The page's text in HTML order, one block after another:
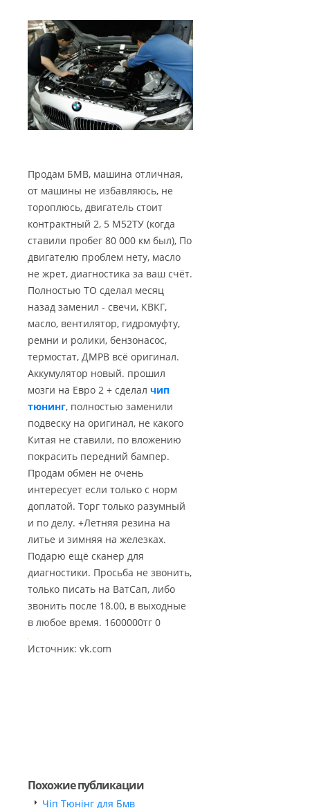
Продам БМВ, машина отличная,
от машины не избавляюсь, не
тороплюсь, двигатель стоит
контрактный 2, 5 М52ТУ (когда
ставили пробег 80 000 км был), По
двигателю проблем нету, масло
не жрет, диагностика за ваш счёт.
Полностью ТО сделал месяц
назад заменил - свечи, КВКГ,
масло, вентилятор, гидромуфту,
ремни и ролики, бензонасос,
термостат, ДМРВ всё оригинал.
Аккумулятор новый. прошил
мозги на Евро 2 + сделал чип
тюнинг, полностью заменили
подвеску на оригинал, не какого
Китая не ставили, по вложению
покрасить передний бампер.
Продам обмен не очень
интересует если только с норм
доплатой. Торг только разумный
и по делу. +Летняя резина на
литье и зимняя на железках.
Подарю ещё сканер для
диагностики. Просьба не звонить,
только писать на ВатСап, либо
звонить после 18.00, в выходные
в любое время. 1600000тг 0
Источник: vk.com
Похожие публикации
Чіп Тюнінг для Бмв